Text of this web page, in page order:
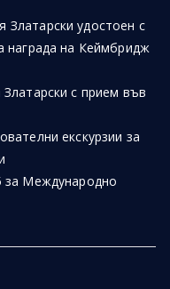
Златарски удостоен с
награда на Кеймбридж
с прием във
екскурзии за
за Международно